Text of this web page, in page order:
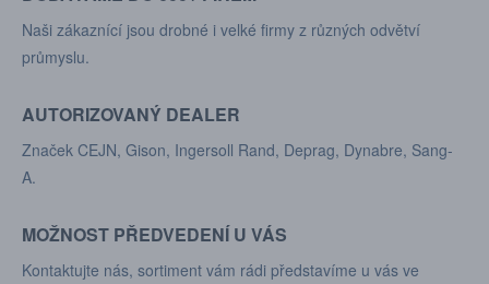
Naši zákaznící jsou drobné i velké firmy z různých odvětví
průmyslu.
AUTORIZOVANÝ DEALER
Značek CEJN, Gison, Ingersoll Rand, Deprag, Dynabre, Sang-
A.
MOŽNOST PŘEDVEDENÍ U VÁS
Kontaktujte nás, sortiment vám rádi představíme u vás ve